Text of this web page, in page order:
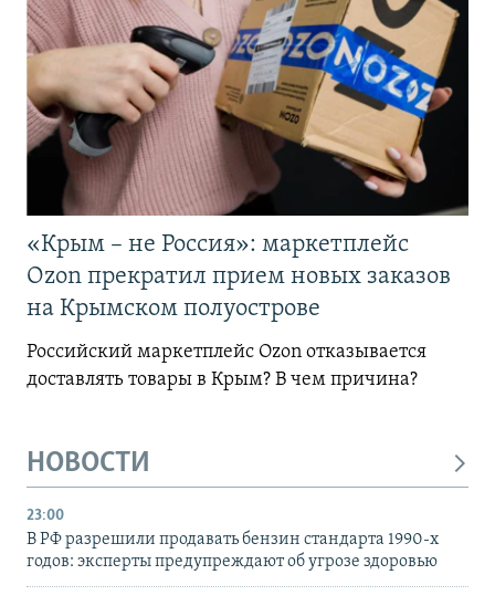
«Крым – не Россия»: маркетплейс
Ozon прекратил прием новых заказов
на Крымском полуострове
Российский маркетплейс Ozon отказывается
доставлять товары в Крым? В чем причина?
НОВОСТИ
23:00
В РФ разрешили продавать бензин стандарта 1990-х
годов: эксперты предупреждают об угрозе здоровью